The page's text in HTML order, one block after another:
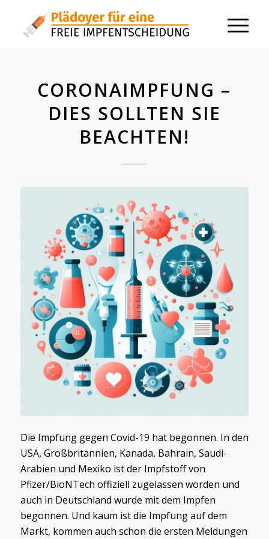
CORONAIMPFUNG –
DIES SOLLTEN SIE
BEACHTEN!
Die Impfung gegen Covid-19 hat begonnen. In den
USA, Großbritannien, Kanada, Bahrain, Saudi-
Arabien und Mexiko ist der Impfstoff von
Pfizer/BioNTech offiziell zugelassen worden und
auch in Deutschland wurde mit dem Impfen
begonnen. Und kaum ist die Impfung auf dem
Markt, kommen auch schon die ersten Meldungen